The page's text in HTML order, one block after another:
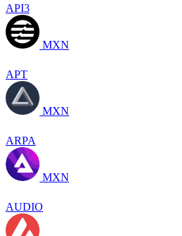
API3
MXN
APT
MXN
ARPA
MXN
AUDIO